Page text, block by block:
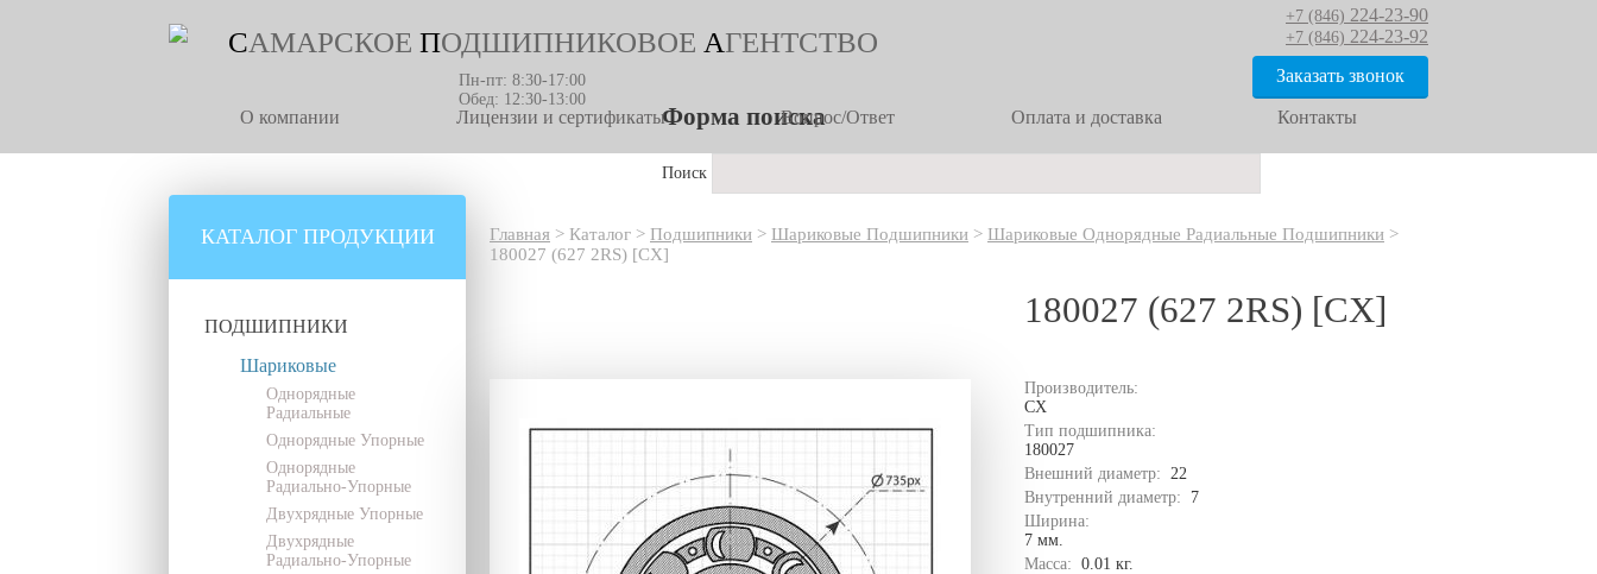
САМАРСКОЕ ПОДШИПНИКОВОЕ АГЕНТСТВО
Пн-пт: 8:30-17:00
Обед: 12:30-13:00
Форма поиска
Поиск
О компании Лицензии и сертификаты Вопрос/Ответ Оплата и доставка Контакты
+7 (846) 224-23-90
+7 (846) 224-23-92
Заказать звонок
КАТАЛОГ ПРОДУКЦИИ
ПОДШИПНИКИ
Шариковые
Однорядные
Радиальные
Однорядные Упорные
Однорядные
Радиально-Упорные
Двухрядные Упорные
Двухрядные
Радиально-Упорные
Главная > Каталог > Подшипники > Шариковые Подшипники > Шариковые Однорядные Радиальные Подшипники >
180027 (627 2RS) [CX]
180027 (627 2RS) [CX]
Производитель:
CX
Тип подшипника:
180027
Внешний диаметр: 22
Внутренний диаметр:
7
Ширина:
7 мм.
Масса: 0.01 кг.